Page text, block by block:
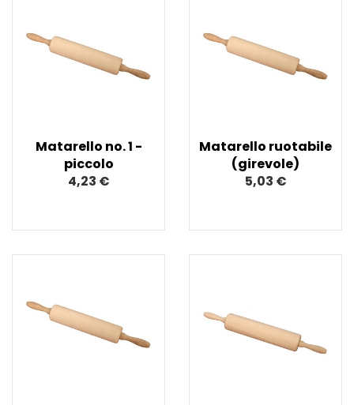
Matarello no. 1 -
piccolo
4,23 €
Matarello ruotabile
(girevole)
5,03 €